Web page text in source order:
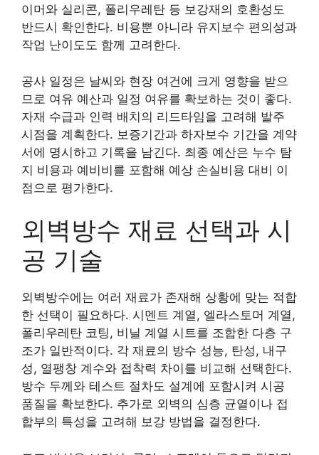
이머와 실리콘, 폴리우레탄 등 보강재의 호환성도
반드시 확인한다. 비용뿐 아니라 유지보수 편의성과
작업 난이도도 함께 고려한다.
공사 일정은 날씨와 현장 여건에 크게 영향을 받으
므로 여유 예산과 일정 여유를 확보하는 것이 좋다.
자재 수급과 인력 배치의 리드타임을 고려해 발주
시점을 계획한다. 보증기간과 하자보수 기간을 계약
서에 명시하고 기록을 남긴다. 최종 예산은 누수 탐
지 비용과 예비비를 포함해 예상 손실비용 대비 이
점으로 평가한다.
외벽방수 재료 선택과 시
공 기술
외벽방수에는 여러 재료가 존재해 상황에 맞는 적합
한 선택이 필요하다. 시멘트 계열, 엘라스토머 계열,
폴리우레탄 코팅, 비닐 계열 시트를 조합한 다층 구
조가 일반적이다. 각 재료의 방수 성능, 탄성, 내구
성, 열팽창 계수와 접착력 차이를 비교해 선택한다.
방수 두께와 테스트 절차도 설계에 포함시켜 시공
품질을 확보한다. 추가로 외벽의 심층 균열이나 접
합부의 특성을 고려해 보강 방법을 결정한다.